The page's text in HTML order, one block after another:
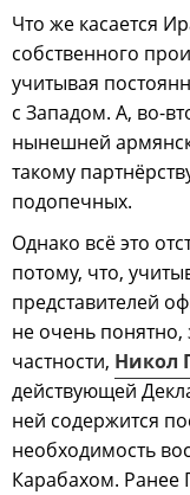
Что же касается
собственного
учитывая
с Западом. А, во-
нынешней
такому
подопечных.
Однако всё это
потому, что,
представителей
не очень
частности, Никол
действующей
ней содержится
необходимость
Карабахом.